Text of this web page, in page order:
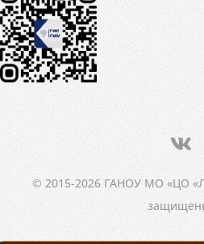
© 2015-2026 ГАНОУ МО «ЦО